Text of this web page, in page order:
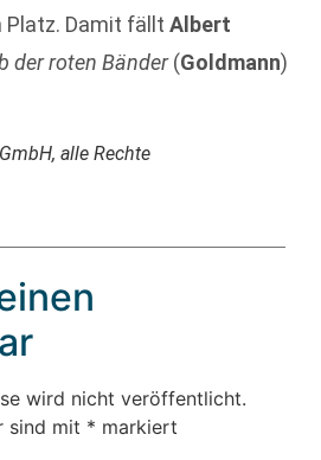
Damit fällt Albert
der roten Bänder(Goldmann)
alle Rechte
wird nicht veröffentlicht.
sind mit * markiert